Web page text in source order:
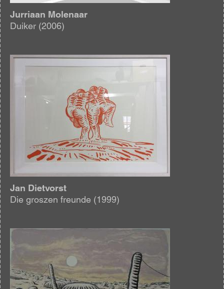
Jurriaan Molenaar
Duiker (2006)
Afbeelding
Jan Dietvorst
Die groszen freunde (1999)
Afbeelding